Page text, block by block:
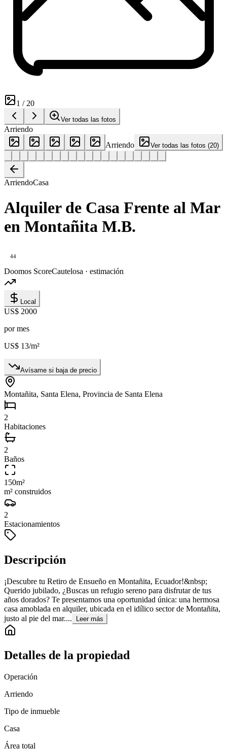
1 /20
Ver todas las fotos
Arriendo
Arriendo
Ver todas las fotos (20)
ArriendoCasa
Alquiler de Casa Frente al Mar
en Montañita M.B.
44
Doomos ScoreCautelosa · estimación
Local
US$ 2000
por mes
US$ 13/m²
Avísame si baja de precio
Montañita, Santa Elena, Provincia de Santa Elena
2
Habitaciones
2
Baños
150m²
m² construidos
2
Estacionamientos
Descripción
¡Descubre tu Retiro de Ensueño en Montañita, Ecuador!&nbsp;
Querido jubilado, ¿Buscas un refugio sereno para disfrutar de tus
años dorados? Te presentamos una oportunidad única: una hermosa
casa amoblada en alquiler, ubicada en el idílico sector de Montañita,
justo al pie del mar....
Leer más
Detalles de la propiedad
Operación
Arriendo
Tipo de inmueble
Casa
Área total